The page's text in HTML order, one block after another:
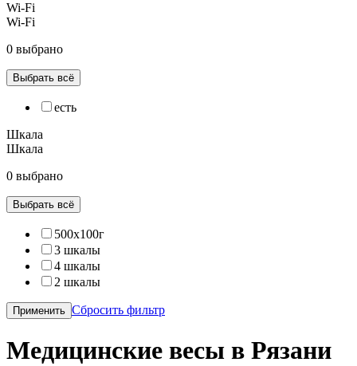
Wi-Fi
Wi-Fi
0 выбрано
Выбрать всё
есть
Шкала
Шкала
0 выбрано
Выбрать всё
500х100г
3 шкалы
4 шкалы
2 шкалы
Применить Сбросить фильтр
Медицинские весы в Рязани